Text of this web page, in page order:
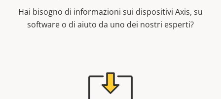
Hai bisogno di informazioni sui dispositivi Axis, su
software o di aiuto da uno dei nostri esperti?